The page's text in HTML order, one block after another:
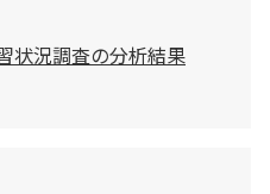
状況調査の分析結果